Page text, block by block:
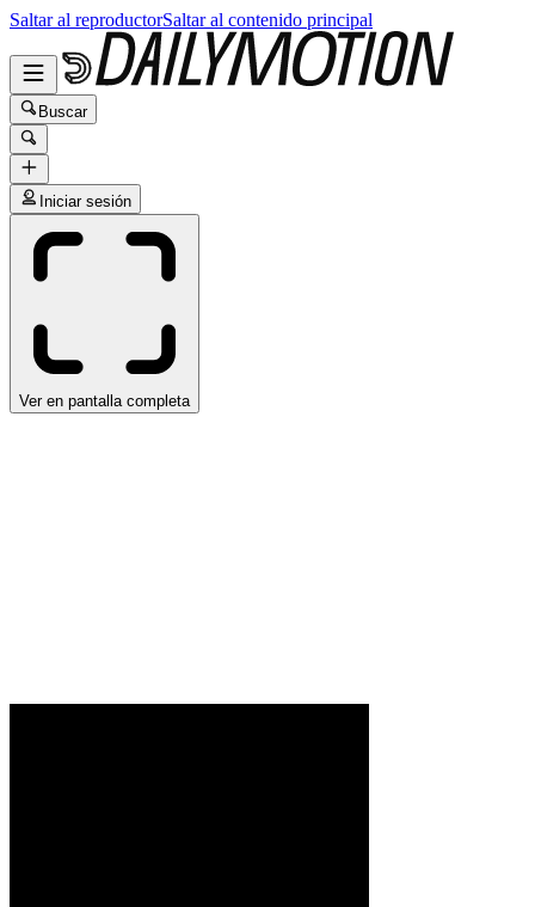
Saltar al reproductorSaltar al contenido principal
Buscar
Iniciar sesión
Ver en pantalla completa